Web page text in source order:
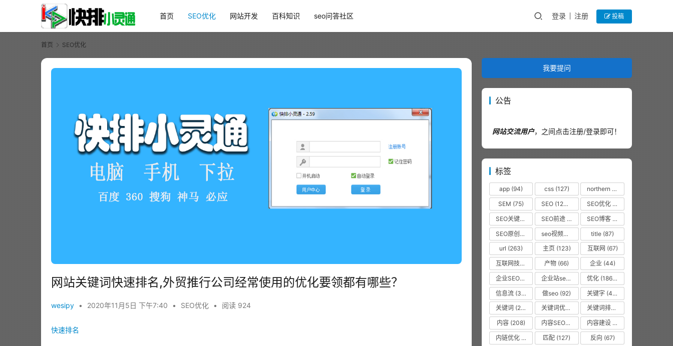
首页 SEO优化 网站开发 百科知识 seo问答社区 登录 注册 投稿
首页 SEO优化
网站关键词快速排名,外贸推行公司经常使用的优化要领都有哪些？
wesipy • 2020年11月5日 下午7:40 • SEO优化 • 阅读 924
快速排名
我要提问
公告
网站交流用户，之间点击注册/登录即可！
标签
app (94) css(127) northern
SEM (75) SEO (12320) SEO优化
SEO关键词
SEO前途 SEO博客
SEO原创文章
(63) seo视频教程 title (87)
url (263) 主页(123) 互联网 (67)
互联网技术从业者
(55)
产物 (66) 企业(44)
企业SEO培训
(48) 企业站seo(35) 优化 (1866)
信息流 (37) 做seo (92) 关键字 (468)
关键词 (2010) 关键词优化 关键词排名
内容 (208) 内容SEO优化 (70)内容建设
内链优化
匹配 (127) 反向 (67)